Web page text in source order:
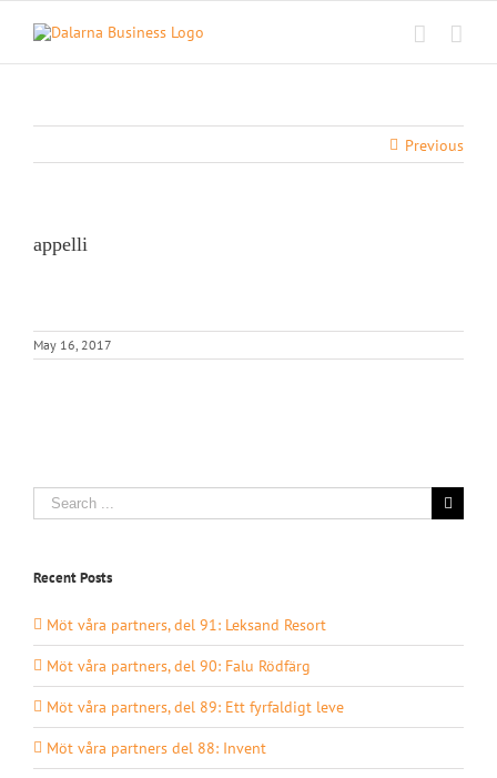
Skip
content
Previous
appelli
May 16, 2017
Search
for:
Recent Posts
Möt våra partners, del 91: Leksand Resort
Möt våra partners, del 90: Falu Rödfärg
Möt våra partners, del 89: Ett fyrfaldigt leve
Möt våra partners del 88: Invent